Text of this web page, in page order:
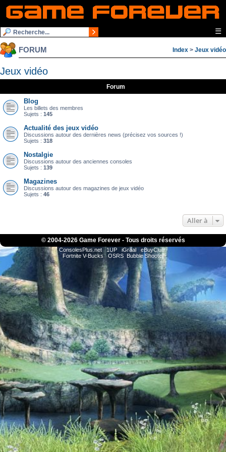
☰
FORUM Index > Jeux vidéo
Jeux vidéo
Forum
Blog
Les billets des membres
Sujets : 145
Actualité des jeux vidéo
Discussions autour des dernières news (précisez vos sources !)
Sujets : 318
Nostalgie
Discussions autour des anciennes consoles
Sujets : 139
Magazines
Discussions autour des magazines de jeux vidéo
Sujets : 46
Aller à
© 2004-2026 Game Forever - Tous droits réservés
ConsolesPlus.net 1UP iGraal
eBuyClub
Fortnite V-Bucks
OSRS Bubble Shooter